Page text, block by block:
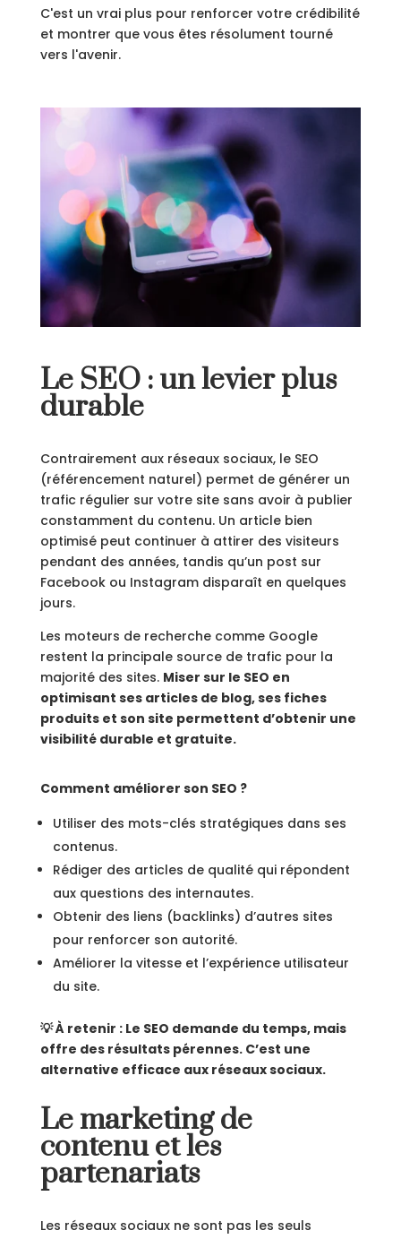
C'est un vrai plus pour renforcer votre crédibilité
et montrer que vous êtes résolument tourné
vers l'avenir.
Le SEO : un levier plus
durable
Contrairement aux réseaux sociaux, le SEO
(référencement naturel) permet de générer un
trafic régulier sur votre site sans avoir à publier
constamment du contenu. Un article bien
optimisé peut continuer à attirer des visiteurs
pendant des années, tandis qu’un post sur
Facebook ou Instagram disparaît en quelques
jours.
Les moteurs de recherche comme Google
restent la principale source de trafic pour la
majorité des sites. Miser sur le SEO en
optimisant ses articles de blog, ses fiches
produits et son site permettent d’obtenir une
visibilité durable et gratuite.
Comment améliorer son SEO ?
Utiliser des mots-clés stratégiques dans ses
contenus.
Rédiger des articles de qualité qui répondent
aux questions des internautes.
Obtenir des liens (backlinks) d’autres sites
pour renforcer son autorité.
Améliorer la vitesse et l’expérience utilisateur
du site.
💡 À retenir : Le SEO demande du temps, mais
offre des résultats pérennes. C’est une
alternative efficace aux réseaux sociaux.
Le marketing de
contenu et les
partenariats
Les réseaux sociaux ne sont pas les seuls